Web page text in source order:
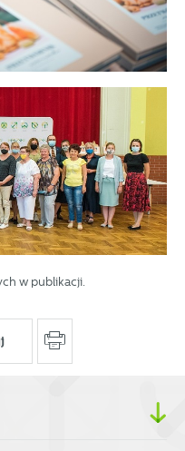
w publikacji.
usług. Firmy te działają
nasze treści w
mediów